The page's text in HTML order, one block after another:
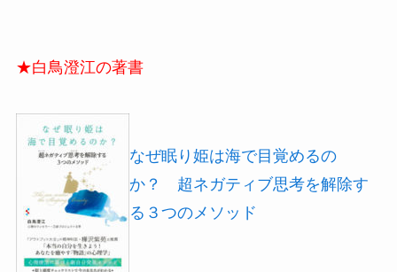
★白鳥澄江の著書
なぜ眠り姫は海で目覚めるの
か？ 超ネガティブ思考を解除す
る３つのメソッド